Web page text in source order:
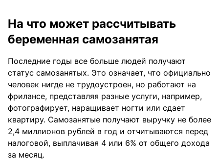
На что может рассчитывать
беременная самозанятая
Последние годы все больше людей получают
статус самозанятых. Это означает, что официально
человек нигде не трудоустроен, но работают на
фрилансе, представляя разные услуги, например,
фотографирует, наращивает ногти или сдает
квартиру. Самозанятые получают выручку не более
2,4 миллионов рублей в год и отчитываются перед
налоговой, выплачивая 4 или 6% от общего дохода
за месяц.